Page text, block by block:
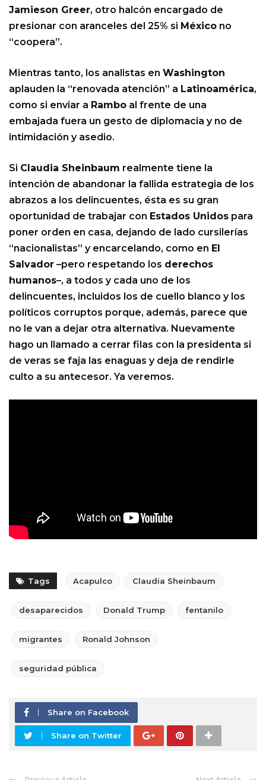
Jamieson Greer, otro halcón encargado de
presionar con aranceles del 25% si México no
“coopera”.
Mientras tanto, los analistas en Washington
aplauden la “renovada atención” a Latinoamérica,
como si enviar a Rambo al frente de una
embajada fuera un gesto de diplomacia y no de
intimidación y asedio.
Si Claudia Sheinbaum realmente tiene la
intención de abandonar la fallida estrategia de los
abrazos a los delincuentes, ésta es su gran
oportunidad de trabajar con Estados Unidos para
poner orden en casa, dejando de lado cursilerías
“nacionalistas” y encarcelando, como en El
Salvador –pero respetando los derechos
humanos–, a todos y cada uno de los
delincuentes, incluidos los de cuello blanco y los
políticos corruptos porque, además, parece que
no le van a dejar otra alternativa. Nuevamente
hago un llamado a cerrar filas con la presidenta si
de veras se faja las enaguas y deja de rendirle
culto a su antecesor. Ya veremos.
Tags Acapulco Claudia Sheinbaum
desaparecidos Donald Trump fentanilo
migrantes Ronald Johnson
seguridad pública
Share on Facebook
Share on Twitter